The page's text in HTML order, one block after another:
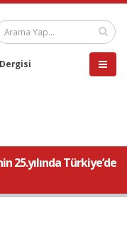
25.yılında Türkiye’de